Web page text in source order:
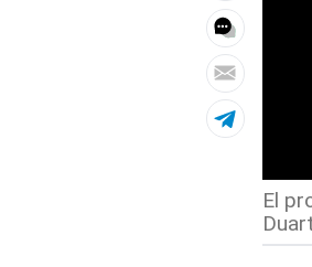
El